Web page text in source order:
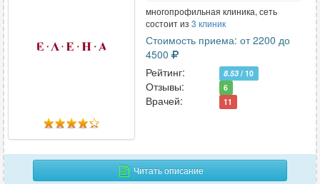
многопрофильная клиника, сеть
состоит из 3 клиник
Стоимость приема: от 2200 до
4500
Рейтинг:
8.53 / 10
Отзывы: 6
Врачей: 11
Читать описание